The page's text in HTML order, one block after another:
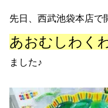
先日、西武池袋本店で
あおむしわく
ました♪